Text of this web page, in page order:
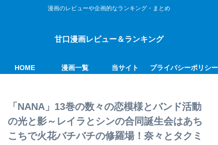
漫画のレビューや企画的なランキング・まとめ
甘口漫画レビュー＆ランキング
HOME 漫画一覧 当サイト プライバシーポリシー
「NANA」13巻の数々の恋模様とバンド活動
の光と影～レイラとシンの合同誕生会はあち
こちで火花バチバチの修羅場！奈々とタクミ